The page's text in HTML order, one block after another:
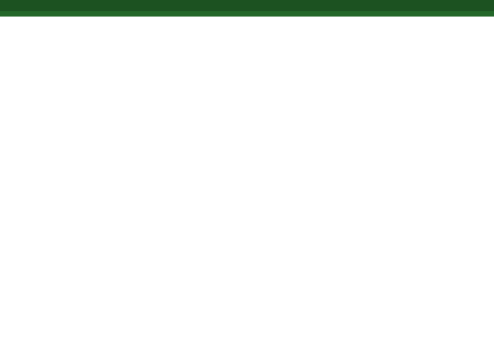
Skip to main content